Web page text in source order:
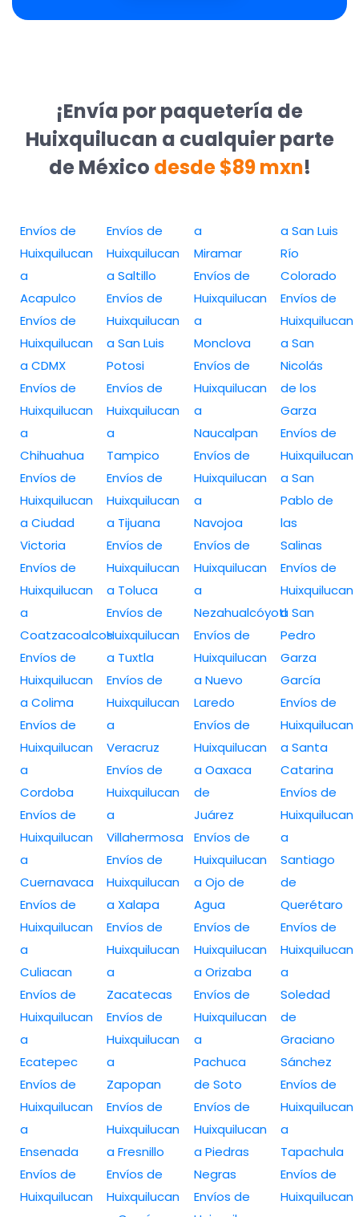
¡Envía por paquetería de
Huixquilucan a cualquier parte
de México desde $89 mxn!
Envíos de
Huixquilucan
a
Acapulco
Envíos de
Huixquilucan
a CDMX
Envíos de
Huixquilucan
a
Chihuahua
Envíos de
Huixquilucan
a Ciudad
Victoria
Envíos de
Huixquilucan
a
Coatzacoalcos
Envíos de
Huixquilucan
a Colima
Envíos de
Huixquilucan
a
Cordoba
Envíos de
Huixquilucan
a
Cuernavaca
Envíos de
Huixquilucan
a
Culiacan
Envíos de
Huixquilucan
a
Ecatepec
Envíos de
Huixquilucan
a
Ensenada
Envíos de
Huixquilucan
Envíos de
Huixquilucan
a Saltillo
Envíos de
Huixquilucan
a San Luis
Potosi
Envíos de
Huixquilucan
a
Tampico
Envíos de
Huixquilucan
a Tijuana
Envíos de
Huixquilucan
a Toluca
Envíos de
Huixquilucan
a Tuxtla
Envíos de
Huixquilucan
a
Veracruz
Envíos de
Huixquilucan
a
Villahermosa
Envíos de
Huixquilucan
a Xalapa
Envíos de
Huixquilucan
a
Zacatecas
Envíos de
Huixquilucan
a
Zapopan
Envíos de
Huixquilucan
a Fresnillo
Envíos de
Huixquilucan
a
Miramar
Envíos de
Huixquilucan
a
Monclova
Envíos de
Huixquilucan
a
Naucalpan
Envíos de
Huixquilucan
a
Navojoa
Envíos de
Huixquilucan
a
Nezahualcóyotl
Envíos de
Huixquilucan
a Nuevo
Laredo
Envíos de
Huixquilucan
a Oaxaca
de
Juárez
Envíos de
Huixquilucan
a Ojo de
Agua
Envíos de
Huixquilucan
a Orizaba
Envíos de
Huixquilucan
a
Pachuca
de Soto
Envíos de
Huixquilucan
a Piedras
Negras
Envíos de
a San Luis
Río
Colorado
Envíos de
Huixquilucan
a San
Nicolás
de los
Garza
Envíos de
Huixquilucan
a San
Pablo de
las
Salinas
Envíos de
Huixquilucan
a San
Pedro
Garza
García
Envíos de
Huixquilucan
a Santa
Catarina
Envíos de
Huixquilucan
a
Santiago
de
Querétaro
Envíos de
Huixquilucan
a
Soledad
de
Graciano
Sánchez
Envíos de
Huixquilucan
a
Tapachula
Envíos de
Huixquilucan